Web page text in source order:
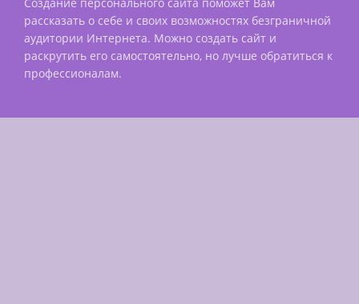
рассказать о себе и своих возможностях безграничной
аудитории Интернета. Можно создать сайт и
раскрутить его самостоятельно, но лучше обратиться к
профессионалам.